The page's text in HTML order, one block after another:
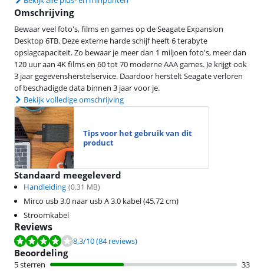
Omschrijving
Bewaar veel foto's, films en games op de Seagate Expansion
Desktop 6TB. Deze externe harde schijf heeft 6 terabyte
opslagcapaciteit. Zo bewaar je meer dan 1 miljoen foto's, meer dan
120 uur aan 4K films en 60 tot 70 moderne AAA games. Je krijgt ook
3 jaar gegevensherstelservice. Daardoor herstelt Seagate verloren
of beschadigde data binnen 3 jaar voor je.
Bekijk volledige omschrijving
Tips voor het gebruik van dit
product
Standaard meegeleverd
Handleiding (0.31 MB)
Mirco usb 3.0 naar usb A 3.0 kabel (45,72 cm)
Stroomkabel
Reviews
Beoordeling is 8,3 van de 10, gebaseerd op 84 reviews.
8,3/10(84 reviews)
Beoordeling
5 sterren
33